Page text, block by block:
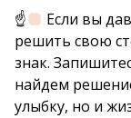
☝
Если вы
решить свою
знак.
найдем
улыбку, но и